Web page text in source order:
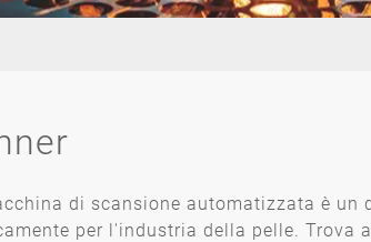
di scansione automatizzata è
per l'industria della pelle. Trova